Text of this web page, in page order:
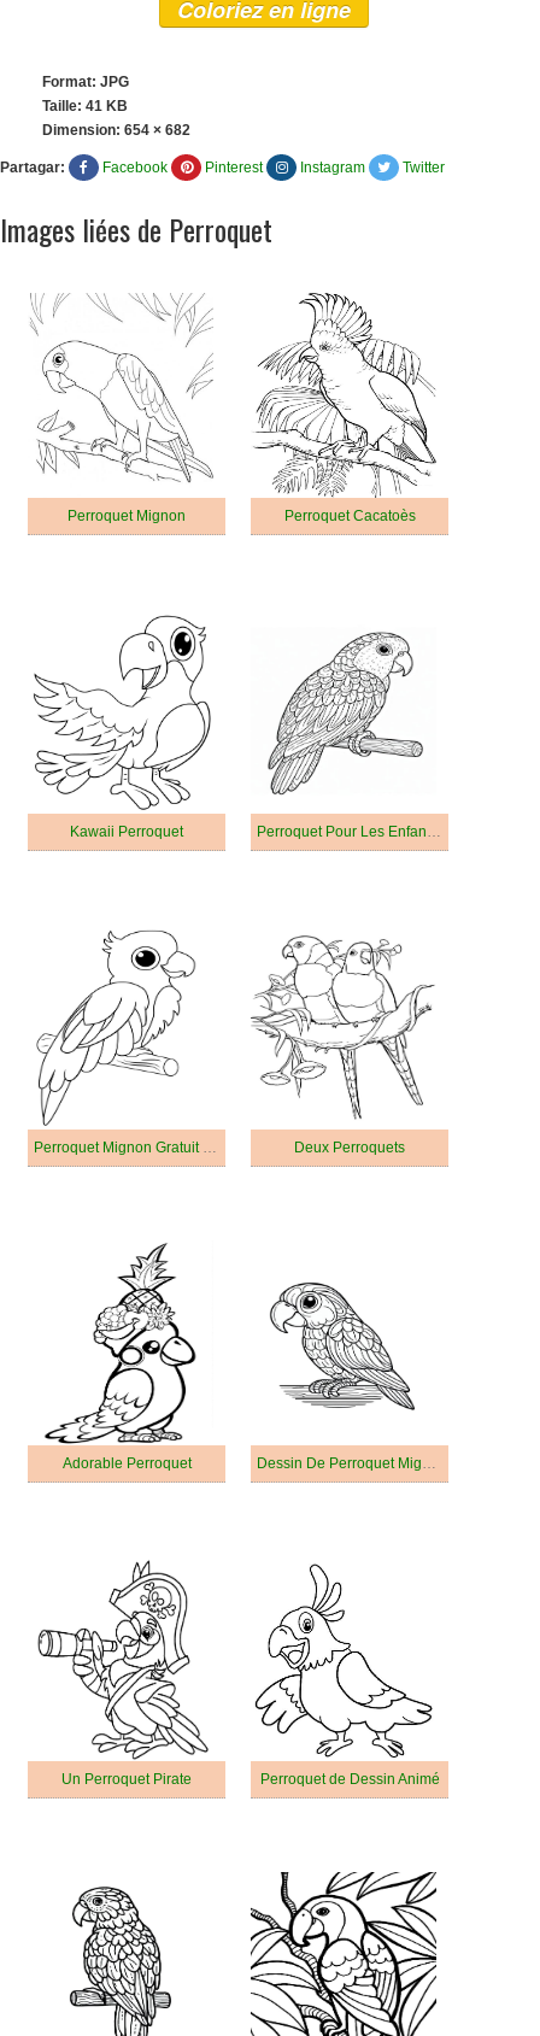
Coloriez en ligne
Format: JPG
Taille: 41 KB
Dimension: 654 × 682
Partagar: Facebook Pinterest Instagram Twitter
Images liées de Perroquet
Perroquet Mignon Perroquet Cacatoès
Kawaii Perroquet
Deux Perroquets
Adorable Perroquet
Un Perroquet Pirate Perroquet de Dessin Animé